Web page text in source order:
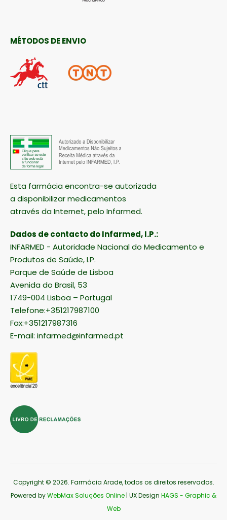
MÉTODOS DE ENVIO
Esta farmácia encontra-se autorizada
a disponibilizar medicamentos
através da Internet, pelo Infarmed.
Dados de contacto do Infarmed, I.P.:
INFARMED - Autoridade Nacional do Medicamento e
Produtos de Saúde, I.P.
Parque de Saúde de Lisboa
Avenida do Brasil, 53
1749-004 Lisboa – Portugal
Telefone:+351217987100
Fax:+351217987316
E-mail: infarmed@infarmed.pt
Copyright © 2026. Farmácia Arade, todos os direitos reservados.
Powered byWebMax Soluções Online | UX Design HAGS - Graphic &
Web